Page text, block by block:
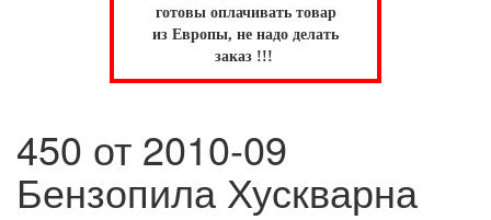
готовы оплачивать товар
из Европы, не надо делать
заказ !!!
450 от 2010-09
Бензопила Хускварна